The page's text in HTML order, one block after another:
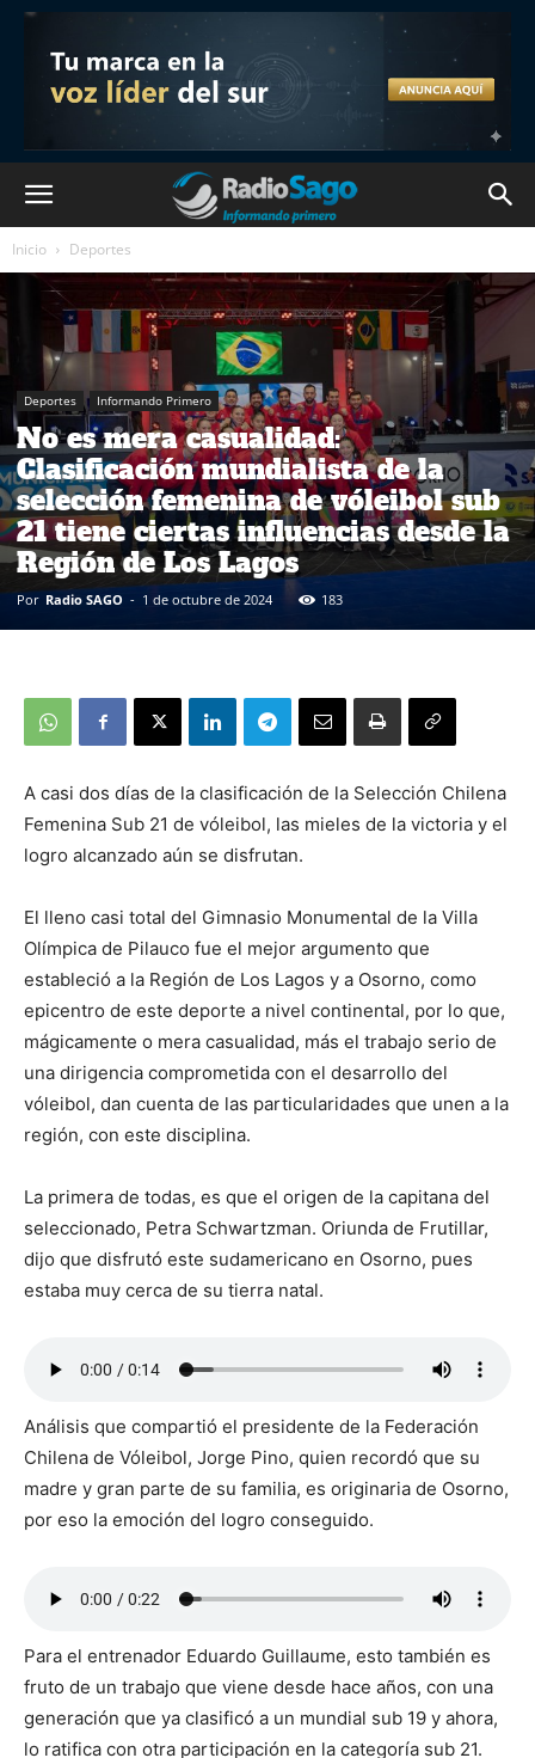
Inicio Deportes
Deportes Informando Primero
No es mera casualidad:
Clasificación mundialista de la
selección femenina de vóleibol sub
21 tiene ciertas influencias desde la
Región de Los Lagos
Por Radio SAGO - 1 de octubre de 2024 183
A casi dos días de la clasificación de la Selección Chilena
Femenina Sub 21 de vóleibol, las mieles de la victoria y el
logro alcanzado aún se disfrutan.
El lleno casi total del Gimnasio Monumental de la Villa
Olímpica de Pilauco fue el mejor argumento que
estableció a la Región de Los Lagos y a Osorno, como
epicentro de este deporte a nivel continental, por lo que,
mágicamente o mera casualidad, más el trabajo serio de
una dirigencia comprometida con el desarrollo del
vóleibol, dan cuenta de las particularidades que unen a la
región, con este disciplina.
La primera de todas, es que el origen de la capitana del
seleccionado, Petra Schwartzman. Oriunda de Frutillar,
dijo que disfrutó este sudamericano en Osorno, pues
estaba muy cerca de su tierra natal.
Análisis que compartió el presidente de la Federación
Chilena de Vóleibol, Jorge Pino, quien recordó que su
madre y gran parte de su familia, es originaria de Osorno,
por eso la emoción del logro conseguido.
Para el entrenador Eduardo Guillaume, esto también es
fruto de un trabajo que viene desde hace años, con una
generación que ya clasificó a un mundial sub 19 y ahora,
lo ratifica con otra participación en la categoría sub 21.